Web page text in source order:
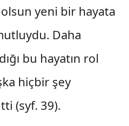
yeni bir hayata
Daha
bu hayatın rol
hiçbir şey
(syf. 39).